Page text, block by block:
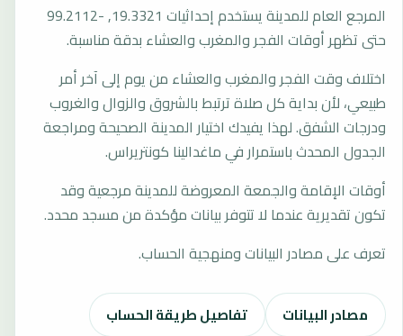
المرجع العام للمدينة يستخدم إحداثيات 19.3321, -99.2112
حتى تظهر أوقات الفجر والمغرب والعشاء بدقة مناسبة.
اختلاف وقت الفجر والمغرب والعشاء من يوم إلى آخر أمر
طبيعي، لأن بداية كل صلاة ترتبط بالشروق والزوال والغروب
ودرجات الشفق. لهذا يفيدك اختيار المدينة الصحيحة ومراجعة
الجدول المحدث باستمرار في ماغدالينا كونتريراس.
أوقات الإقامة والجمعة المعروضة للمدينة مرجعية وقد
تكون تقديرية عندما لا تتوفر بيانات مؤكدة من مسجد محدد.
تعرف على مصادر البيانات ومنهجية الحساب.
مصادر البيانات تفاصيل طريقة الحساب